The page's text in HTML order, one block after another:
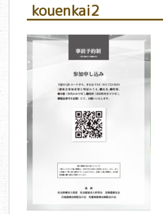
kouenkai2